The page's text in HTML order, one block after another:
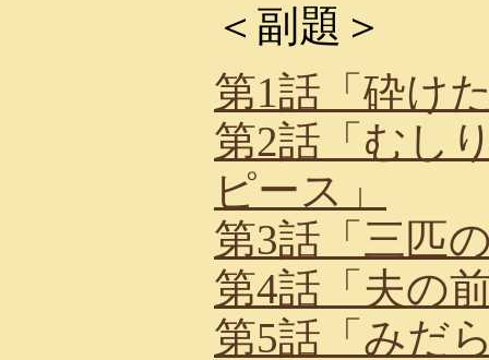
＜副題＞
第1話「砕け
第2話「むし
ピース」
第3話「三匹
第4話「夫の
第5話「みだ